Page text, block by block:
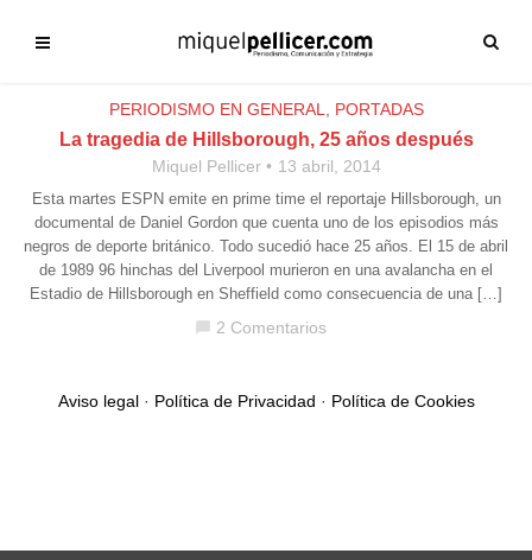
PERIODISMO EN GENERAL PORTADAS
La tragedia de Hillsborough, 25 años después
Miquel Pellicer 13 abril, 2014
Esta martes ESPN emite en prime time el reportaje Hillsborough, un
documental de Daniel Gordon que cuenta uno de los episodios más
negros de deporte británico. Todo sucedió hace 25 años. El 15 de abril
de 1989 96 hinchas del Liverpool murieron en una avalancha en el
Estadio de Hillsborough en Sheffield como consecuencia de una […]
chat_bubble 2 Comentarios
Aviso legal· Política de Privacidad · Política de Cookies